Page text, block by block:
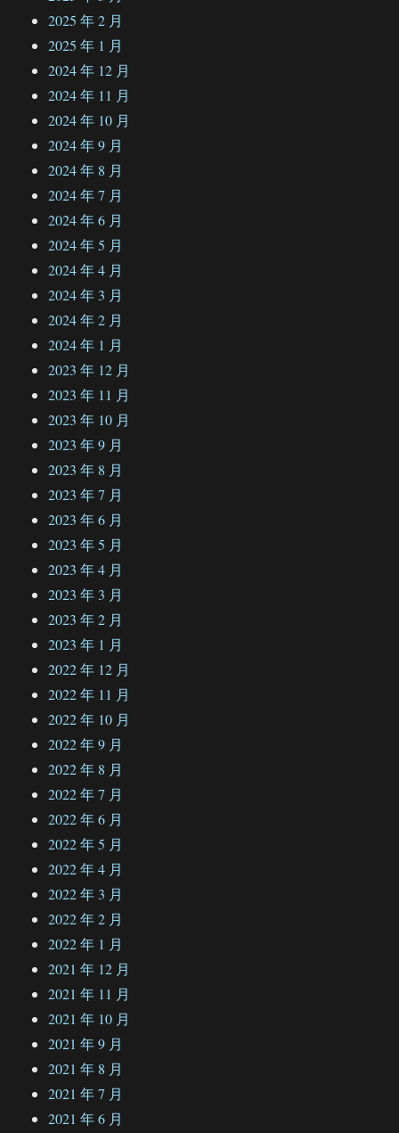
2025 年 2 月
2025 年 1 月
2024 年 12 月
2024 年 11 月
2024 年 10 月
2024 年 9 月
2024 年 8 月
2024 年 7 月
2024 年 6 月
2024 年 5 月
2024 年 4 月
2024 年 3 月
2024 年 2 月
2024 年 1 月
2023 年 12 月
2023 年 11 月
2023 年 10 月
2023 年 9 月
2023 年 8 月
2023 年 7 月
2023 年 6 月
2023 年 5 月
2023 年 4 月
2023 年 3 月
2023 年 2 月
2023 年 1 月
2022 年 12 月
2022 年 11 月
2022 年 10 月
2022 年 9 月
2022 年 8 月
2022 年 7 月
2022 年 6 月
2022 年 5 月
2022 年 4 月
2022 年 3 月
2022 年 2 月
2022 年 1 月
2021 年 12 月
2021 年 11 月
2021 年 10 月
2021 年 9 月
2021 年 8 月
2021 年 7 月
2021 年 6 月